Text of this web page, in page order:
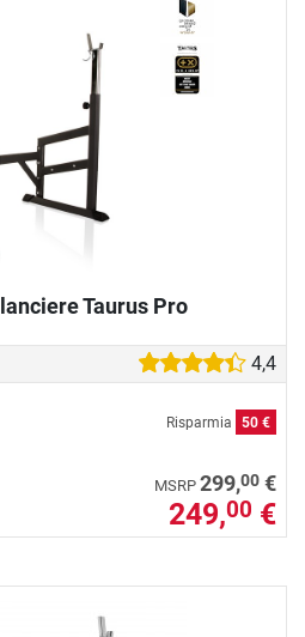
Taurus Pro
4,4
Risparmia 50 €
MSRP 299,00 €
249,00 €